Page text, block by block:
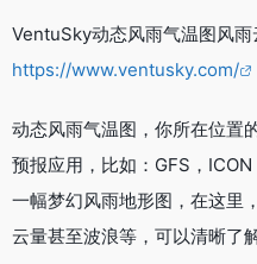
VentuSky动态风雨气温图风雨
https://www.ventusky.com/
动态风雨气温图，你所在位置
预报应用，比如：GFS，
一幅梦幻风雨地形图，在这里
云量甚至波浪等，可以清晰了